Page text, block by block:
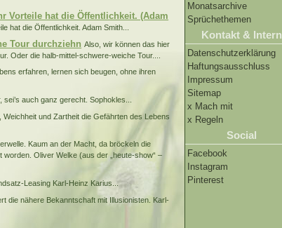
Monatsarchive
Sprüchethemen
Kontakt & Intern
Datenschutzerklärung
Haftungsausschluss
Impressum
Sitemap
x Mach mit
x Regeln
Social
Facebook
Instagram
Pinterest
Vorteile hat die Öffentlichkeit. (Adam
hat die Öffentlichkeit. Adam Smith...
Tour durchziehn Also, wir können das hier
Oder die halb-mittel-schwere-weiche Tour....
erfahren, lernen sich beugen, ohne ihren
auch ganz gerecht. Sophokles...
und Zartheit die Gefährten des Lebens
Kaum an der Macht, da bröckeln die
Oliver Welke (aus der „heute-show“ –
Leasing Karl-Heinz Karius...
die nähere Bekanntschaft mit Illusionisten. Karl-